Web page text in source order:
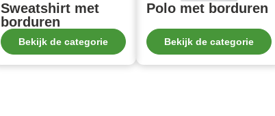
Sweatshirt met
borduren
Bekijk de categorie
Polo met borduren
Bekijk de categorie